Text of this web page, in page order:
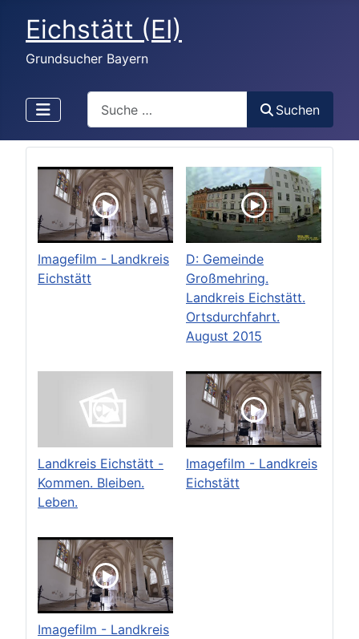
Eichstätt (EI)
Grundsucher Bayern
Suchen
Imagefilm - Landkreis
Eichstätt
D: Gemeinde
Großmehring.
Landkreis Eichstätt.
Ortsdurchfahrt.
August 2015
Landkreis Eichstätt -
Kommen. Bleiben.
Leben.
Imagefilm - Landkreis
Eichstätt
Imagefilm - Landkreis